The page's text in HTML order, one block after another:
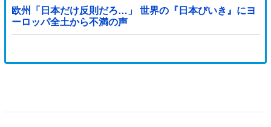
欧州「日本だけ反則だろ…」 世界の『日本びいき』にヨ
ーロッパ全土から不満の声